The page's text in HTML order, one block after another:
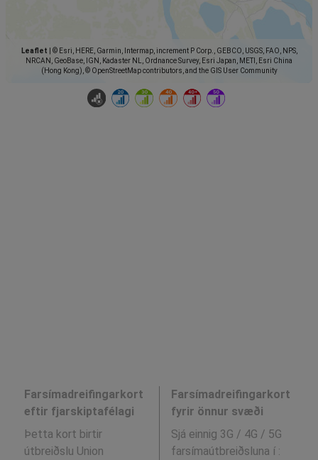
Leaflet
© Esri, HERE, Garmin, Intermap, increment P Corp., GEBCO, USGS, FAO, NPS,
NRCAN, GeoBase, IGN, Kadaster NL, Ordnance Survey, Esri Japan, METI, Esri China
(Hong Kong), © OpenStreetMap contributors, and the GIS User Community
Farsímadreifingarkort
eftir fjarskiptafélagi
Þetta kort birtir
útbreiðslu Union
Farsímadreifingarkort
fyrir önnur svæði
Sjá einnig 3G / 4G / 5G
farsímaútbreiðsluna í :